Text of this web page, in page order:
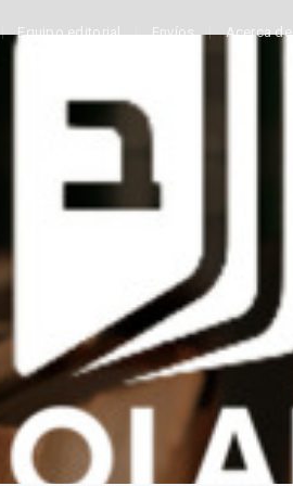
Equipo editorial Envíos Acerca de